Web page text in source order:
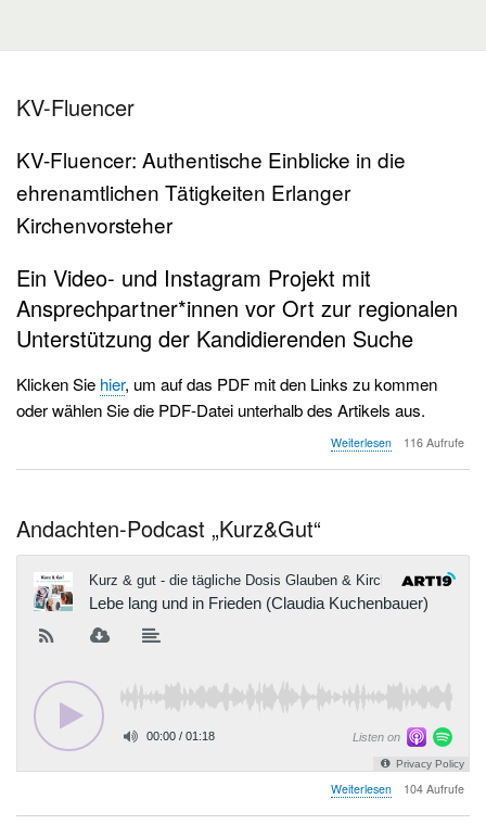
KV-Fluencer
KV-Fluencer: Authentische Einblicke in die
ehrenamtlichen Tätigkeiten Erlanger
Kirchenvorsteher
Ein Video- und Instagram Projekt mit
Ansprechpartner*innen vor Ort zur regionalen
Unterstützung der Kandidierenden Suche
Klicken Sie hier, um auf das PDF mit den Links zu kommen
oder wählen Sie die PDF-Datei unterhalb des Artikels aus.
Weiterlesenüber116 Aufrufe
Andachten-Podcast „Kurz&Gut“
Weiterlesenüber104 Aufrufe